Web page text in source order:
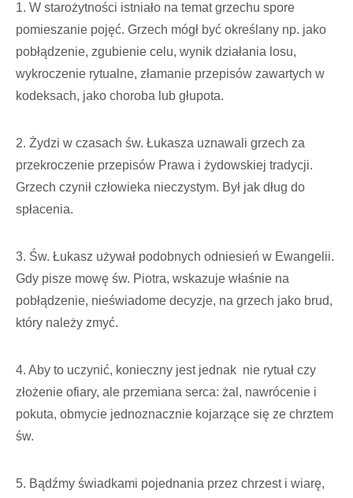
1. W starożytności istniało na temat grzechu spore
pomieszanie pojęć. Grzech mógł być określany np. jako
pobłądzenie, zgubienie celu, wynik działania losu,
wykroczenie rytualne, złamanie przepisów zawartych w
kodeksach, jako choroba lub głupota.
2. Żydzi w czasach św. Łukasza uznawali grzech za
przekroczenie przepisów Prawa i żydowskiej tradycji.
Grzech czynił człowieka nieczystym. Był jak dług do
spłacenia.
3. Św. Łukasz używał podobnych odniesień w Ewangelii.
Gdy pisze mowę św. Piotra, wskazuje właśnie na
pobłądzenie, nieświadome decyzje, na grzech jako brud,
który należy zmyć.
4. Aby to uczynić, konieczny jest jednak nie rytuał czy
złożenie ofiary, ale przemiana serca: żal, nawrócenie i
pokuta, obmycie jednoznacznie kojarzące się ze chrztem
św.
5. Bądźmy świadkami pojednania przez chrzest i wiarę,